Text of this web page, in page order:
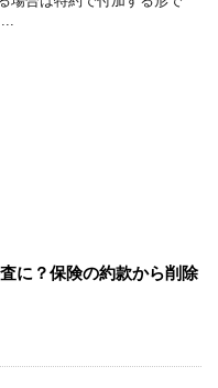
に？保険の約款から削除